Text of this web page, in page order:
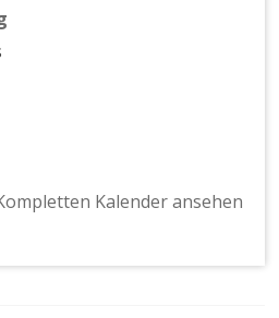
Kalender ansehen